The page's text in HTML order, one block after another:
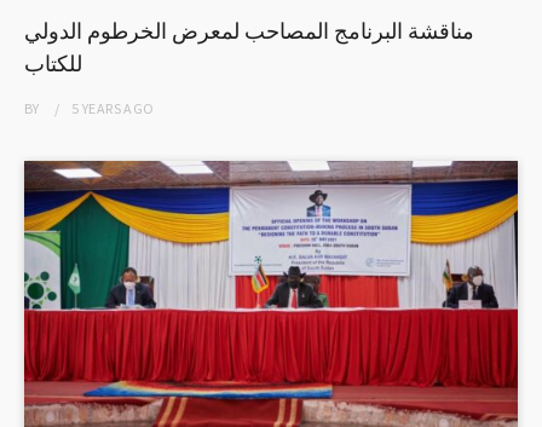
مناقشة البرنامج المصاحب لمعرض الخرطوم الدولي
للكتاب
BY 5 YEARSAGO